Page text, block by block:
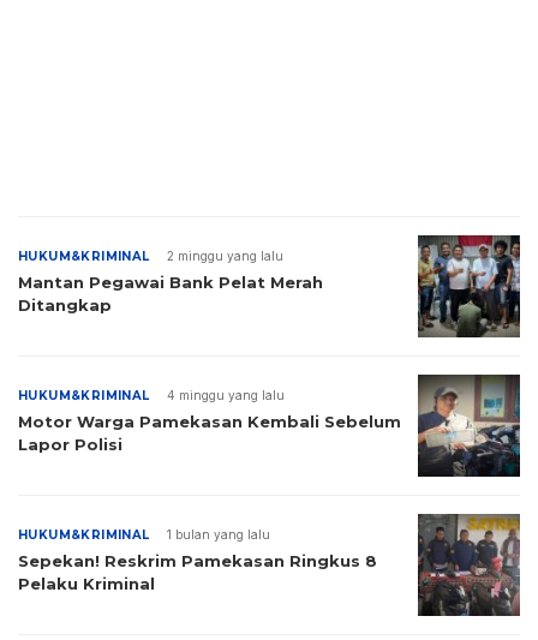
HUKUM&KRIMINAL 2 minggu yang lalu
Mantan Pegawai Bank Pelat Merah
Ditangkap
HUKUM&KRIMINAL 4 minggu yang lalu
Motor Warga Pamekasan Kembali Sebelum
Lapor Polisi
HUKUM&KRIMINAL 1 bulan yang lalu
Sepekan! Reskrim Pamekasan Ringkus 8
Pelaku Kriminal